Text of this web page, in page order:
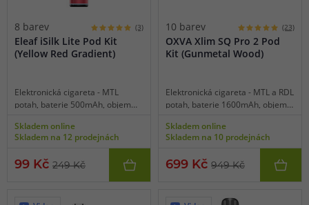
8 barev (3)
Eleaf iSilk Lite Pod Kit
(Yellow Red Gradient)
Elektronická cigareta - MTL
potah, baterie 500mAh, objem
až 10W, dobíjení USB-C,
inteligentní detekce odporu,
používání, jednoduchý model pro
Skladem online
Skladem na 12 prodejnách
99 Kč 249 Kč
10 barev (23)
OXVA Xlim SQ Pro 2 Pod
Kit (Gunmetal Wood)
Elektronická cigareta - MTL a RDL
potah, baterie 1600mAh, objem
5-30W, dobíjení USB-C, regulace
air-flow, HD displej, inteligentní
statistika vapování, různorodá
Skladem online
Skladem na 10 prodejnách
699 Kč 949 Kč